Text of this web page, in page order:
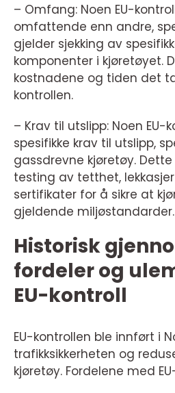
– Omfang: Noen EU-
omfattende enn andre,
gjelder sjekking av
komponenter i kjøretøyet.
kostnadene og tiden det
kontrollen.
– Krav til utslipp: Noen EU-
spesifikke krav til utslipp,
gassdrevne kjøretøy.
testing av tetthet,
sertifikater for å sikre at
gjeldende miljøstandarder.
Historisk
fordeler og
EU-kontroll
EU-kontrollen ble innført i
trafikksikkerheten og
kjøretøy. Fordelene med